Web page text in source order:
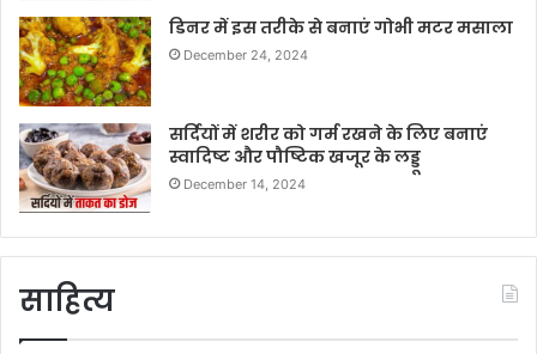
डिनर में इस तरीके से बनाएं गोभी मटर मसाला
December 24, 2024
सर्दियों में शरीर को गर्म रखने के लिए बनाएं
स्वादिष्ट और पौष्टिक खजूर के लड्डू
December 14, 2024
साहित्य